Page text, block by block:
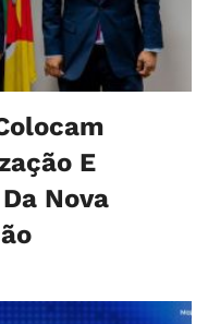
E
Nova